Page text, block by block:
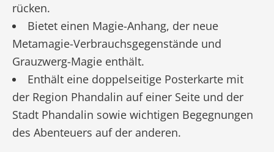
rücken.
Bietet einen Magie-Anhang, der neue
Metamagie-Verbrauchsgegenstände und
Grauzwerg-Magie enthält.
Enthält eine doppelseitige Posterkarte mit
der Region Phandalin auf einer Seite und der
Stadt Phandalin sowie wichtigen Begegnungen
des Abenteuers auf der anderen.